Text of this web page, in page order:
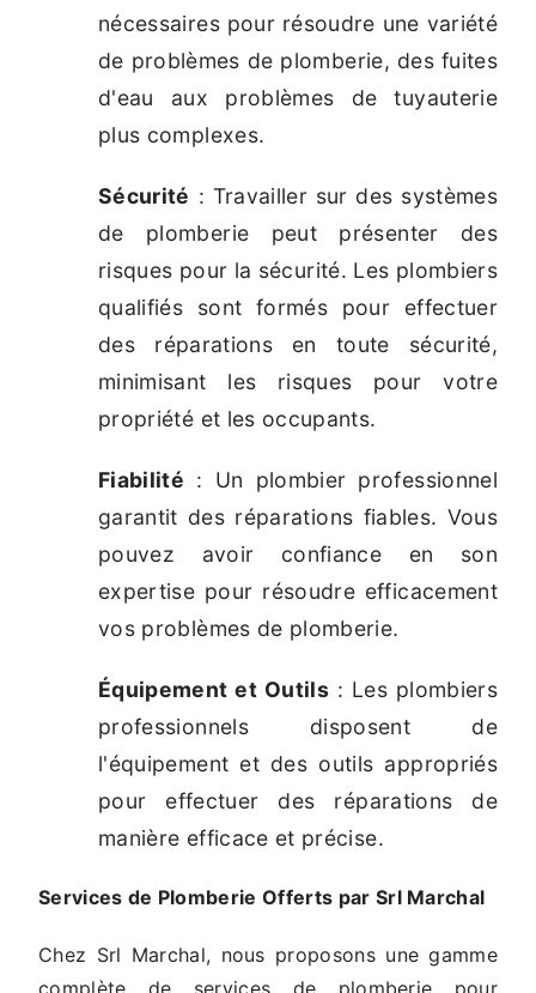
nécessaires pour résoudre une variété
de problèmes de plomberie, des fuites
d'eau aux problèmes de tuyauterie
plus complexes.
Sécurité : Travailler sur des systèmes
de plomberie peut présenter des
risques pour la sécurité. Les plombiers
qualifiés sont formés pour effectuer
des réparations en toute sécurité,
minimisant les risques pour votre
propriété et les occupants.
Fiabilité : Un plombier professionnel
garantit des réparations fiables. Vous
pouvez avoir confiance en son
expertise pour résoudre efficacement
vos problèmes de plomberie.
Équipement et Outils: Les plombiers
professionnels disposent de
l'équipement et des outils appropriés
pour effectuer des réparations de
manière efficace et précise.
Services de Plomberie Offerts par Srl Marchal
Chez Srl Marchal, nous proposons une gamme
complète de services de plomberie pour